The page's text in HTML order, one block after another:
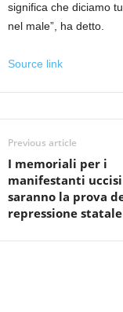
significa che diciamo
nel male”, ha detto.
Source link
Previous article
I memoriali per i
manifestanti
saranno la prova
repressione statale